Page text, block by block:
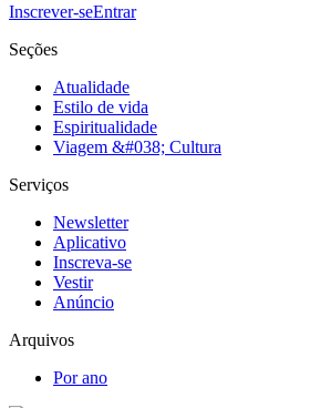
Inscrever-seEntrar
Seções
Atualidade
Estilo de vida
Espiritualidade
Viagem &#038; Cultura
Serviços
Newsletter
Aplicativo
Inscreva-se
Vestir
Anúncio
Arquivos
Por ano